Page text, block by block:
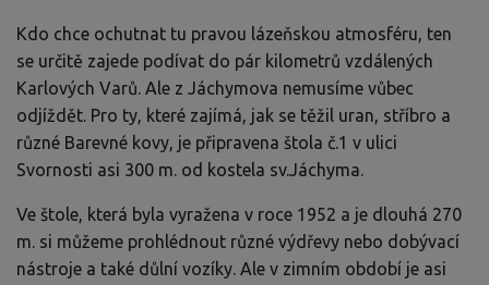
Kdo chce ochutnat tu pravou lázeňskou atmosféru, ten
se určitě zajede podívat do pár kilometrů vzdálených
Karlových Varů. Ale z Jáchymova nemusíme vůbec
odjíždět. Pro ty, které zajímá, jak se těžil uran, stříbro a
různé Barevné kovy, je připravena štola č.1 v ulici
Svornosti asi 300 m. od kostela sv.Jáchyma.
Ve štole, která byla vyražena v roce 1952 a je dlouhá 270
m. si můžeme prohlédnout různé výdřevy nebo dobývací
nástroje a také důlní vozíky. Ale v zimním období je asi